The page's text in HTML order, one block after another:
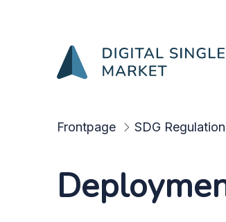
Frontpage SDG Regulation